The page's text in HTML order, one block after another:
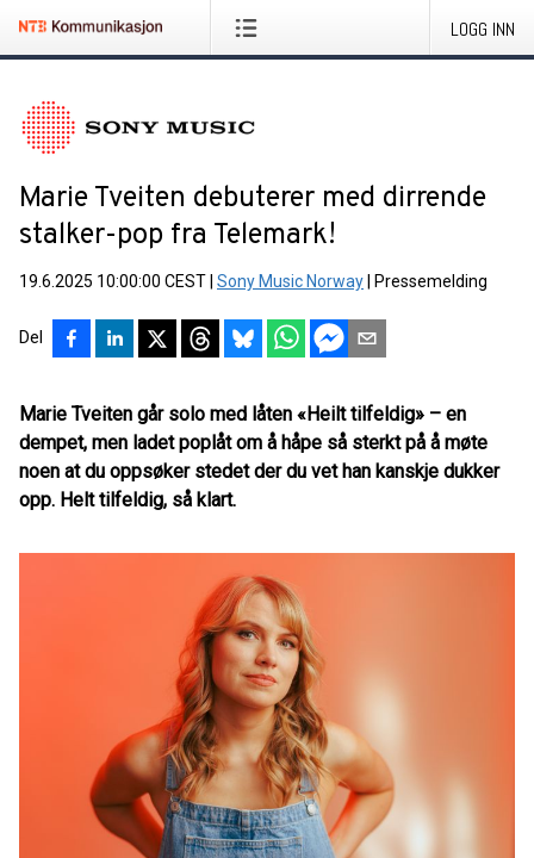
LOGG INN
Marie Tveiten debuterer med dirrende
stalker-pop fra Telemark!
19.6.2025 10:00:00 CEST Sony Music Norway Pressemelding
Del
Marie Tveiten går solo med låten «Heilt tilfeldig» – en
dempet, men ladet poplåt om å håpe så sterkt på å møte
noen at du oppsøker stedet der du vet han kanskje dukker
opp. Helt tilfeldig, så klart.